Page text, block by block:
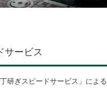
サービス
研ぎスピードサービス」による